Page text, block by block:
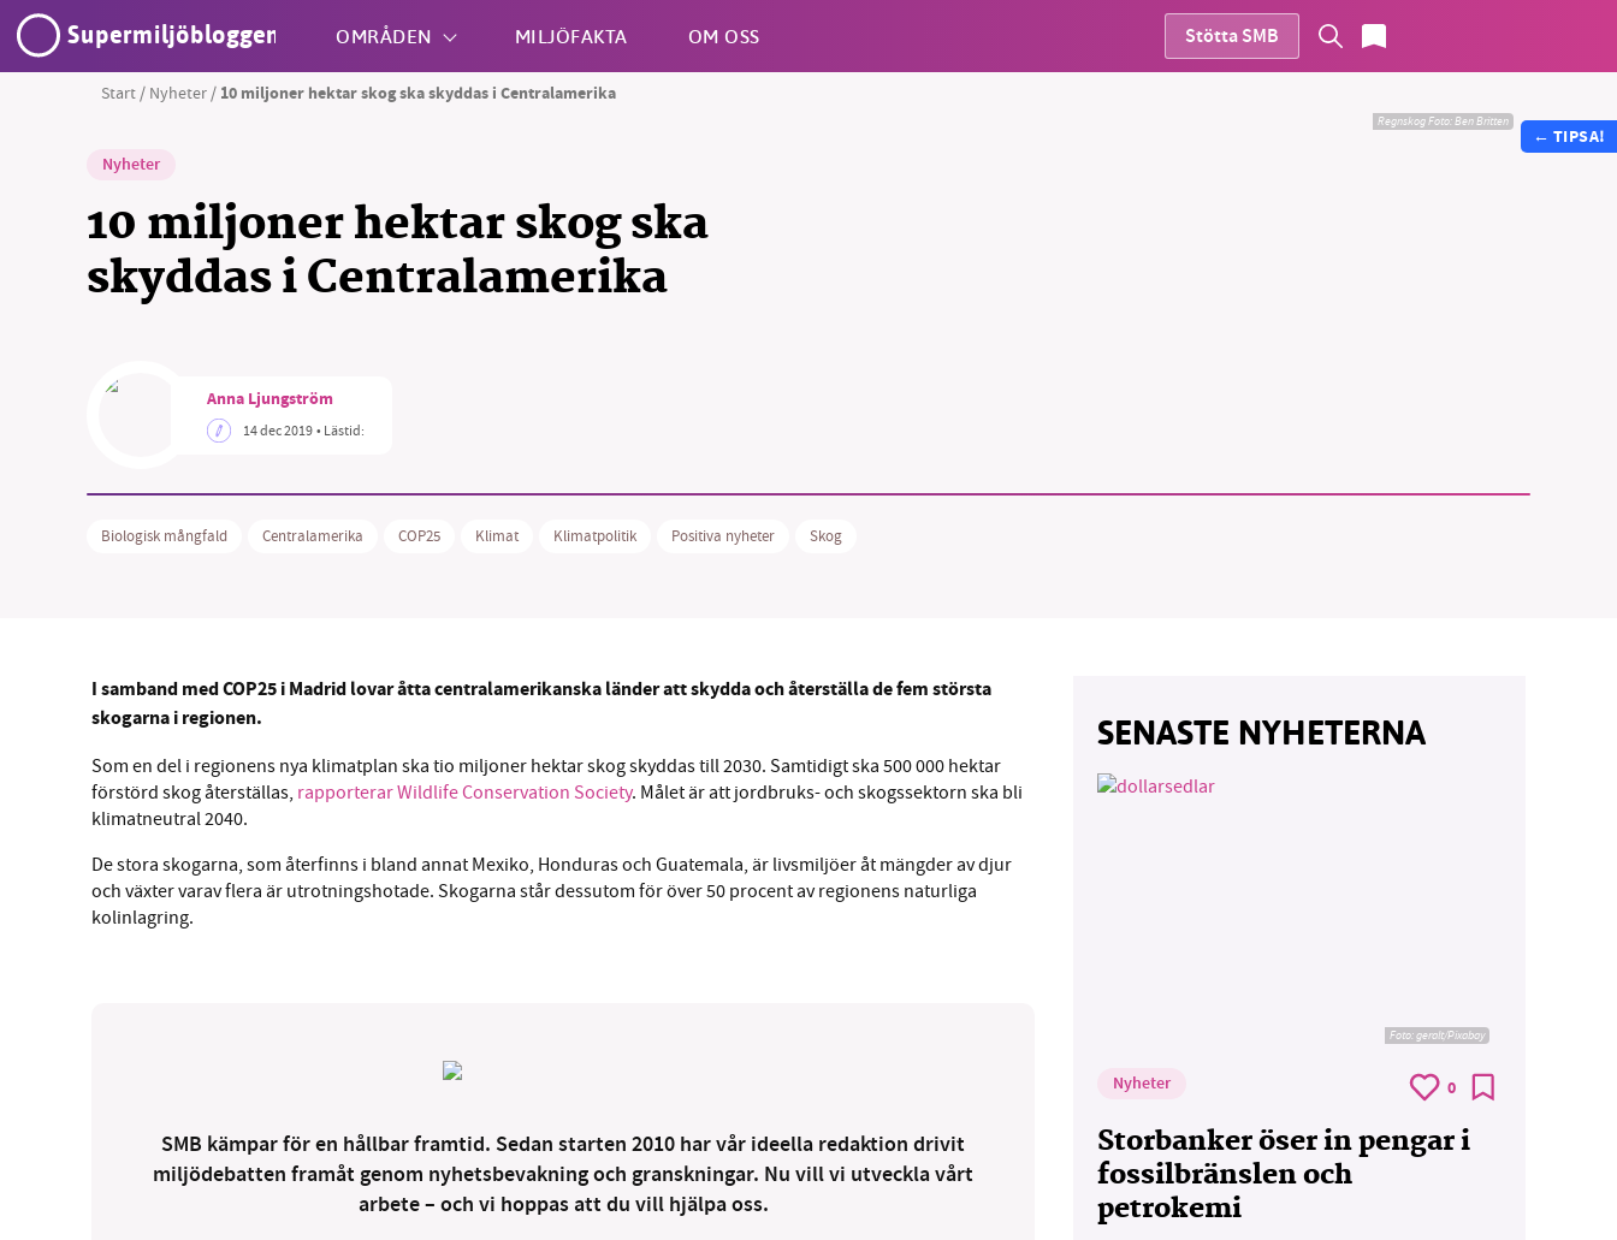
Supermiljöbloggen OMRÅDEN MILJÖFAKTA OM OSS Stötta SMB
Start / Nyheter / 10 miljoner hektar skog ska skyddas i Centralamerika
Nyheter
10 miljoner hektar skog ska
skyddas i Centralamerika
RegnskogFoto:Ben Britten
Anna Ljungström
14 dec 2019• Lästid:
Biologisk mångfald Centralamerika COP25 Klimat Klimatpolitik Positiva nyheter Skog
I samband med COP25 i Madrid lovar åtta centralamerikanska länder att skydda och återställa de fem största
skogarna i regionen.
Som en del i regionens nya klimatplan ska tio miljoner hektar skog skyddas till 2030. Samtidigt ska 500 000 hektar
förstörd skog återställas, rapporterar Wildlife Conservation Society. Målet är att jordbruks- och skogssektorn ska bli
klimatneutral 2040.
De stora skogarna, som återfinns i bland annat Mexiko, Honduras och Guatemala, är livsmiljöer åt mängder av djur
och växter varav flera är utrotningshotade. Skogarna står dessutom för över 50 procent av regionens naturliga
kolinlagring.
SMB kämpar för en hållbar framtid. Sedan starten 2010 har vår ideella redaktion drivit
miljödebatten framåt genom nyhetsbevakning och granskningar. Nu vill vi utveckla vårt
arbete – och vi hoppas att du vill hjälpa oss.
SENASTE NYHETERNA
Foto:geralt/Pixabay
Nyheter 0
Storbanker öser in pengar i
fossilbränslen och
petrokemi
← TIPSA!
Stötta vårt arbete genom att swisha en slant till
1231368703